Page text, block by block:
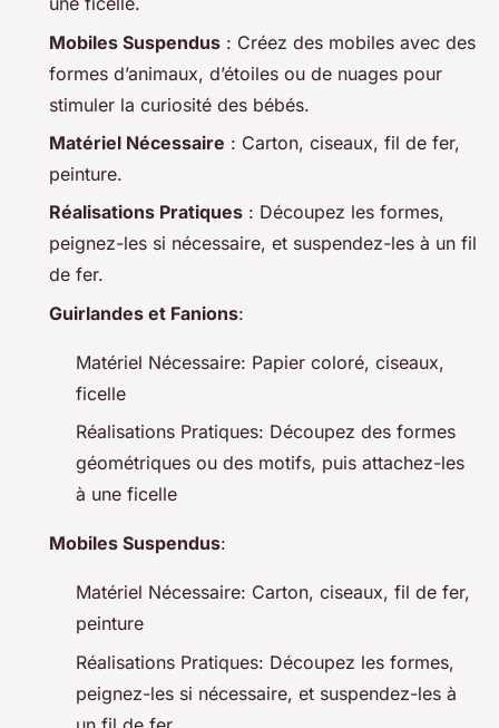
Mobiles Suspendus : Créez des mobiles avec des
formes d’animaux, d’étoiles ou de nuages pour
stimuler la curiosité des bébés.
Matériel Nécessaire : Carton, ciseaux, fil de fer,
peinture.
Réalisations Pratiques : Découpez les formes,
peignez-les si nécessaire, et suspendez-les à un fil
de fer.
Guirlandes et Fanions:
Matériel Nécessaire: Papier coloré, ciseaux,
ficelle
Réalisations Pratiques: Découpez des formes
géométriques ou des motifs, puis attachez-les
à une ficelle
Mobiles Suspendus:
Matériel Nécessaire: Carton, ciseaux, fil de fer,
peinture
Réalisations Pratiques: Découpez les formes,
peignez-les si nécessaire, et suspendez-les à